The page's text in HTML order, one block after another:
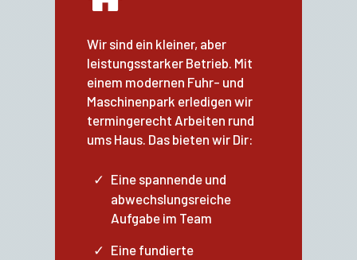
Wir sind ein kleiner, aber
leistungsstarker Betrieb. Mit
einem modernen Fuhr- und
Maschinenpark erledigen wir
termingerecht Arbeiten rund
ums Haus. Das bieten wir Dir:
Eine spannende und
abwechslungsreiche
Aufgabe im Team
Eine fundierte